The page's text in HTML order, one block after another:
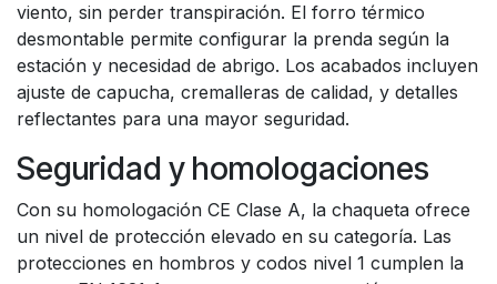
viento, sin perder transpiración. El forro térmico
desmontable permite configurar la prenda según la
estación y necesidad de abrigo. Los acabados incluyen
ajuste de capucha, cremalleras de calidad, y detalles
reflectantes para una mayor seguridad.
Seguridad y homologaciones
Con su homologación CE Clase A, la chaqueta ofrece
un nivel de protección elevado en su categoría. Las
protecciones en hombros y codos nivel 1 cumplen la